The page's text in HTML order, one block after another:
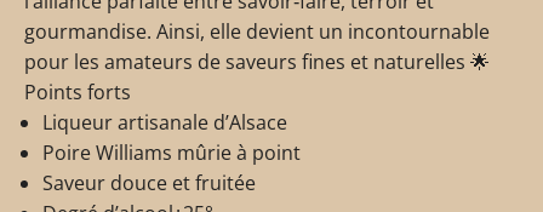
gourmandise. Ainsi, elle devient un incontournable
pour les amateurs de saveurs fines et naturelles 🌟
Points forts
Liqueur artisanale d’Alsace
Poire Williams mûrie à point
Saveur douce et fruitée